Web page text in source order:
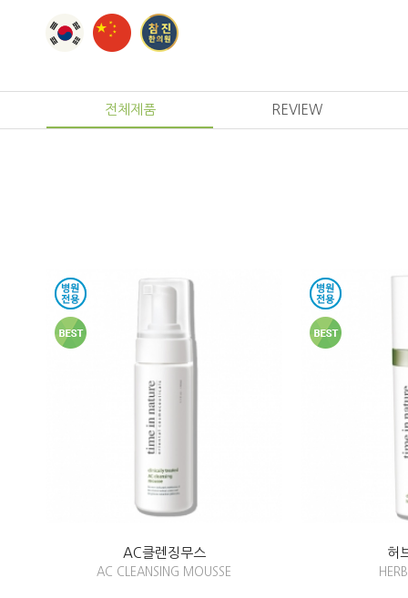
전체제품 REVIEW
AC클렌징무스
AC CLEANSING MOUSSE
허